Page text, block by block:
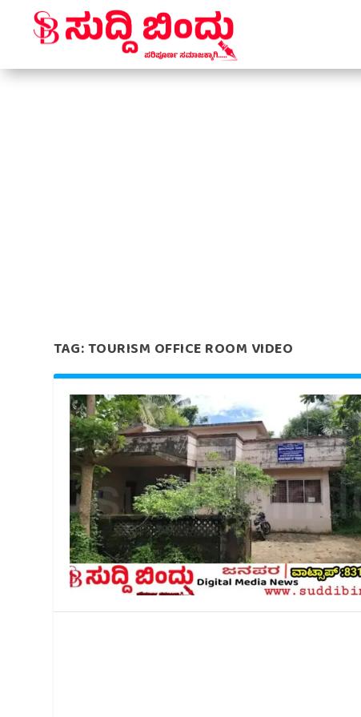
TAG:TOURISM OFFICE ROOM VIDEO